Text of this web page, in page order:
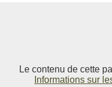
Le contenu de cette
Informations sur